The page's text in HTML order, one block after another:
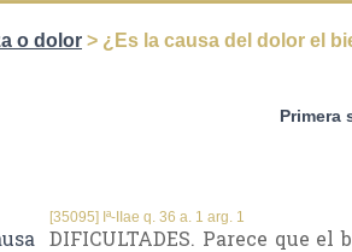
o dolor > ¿Es la causa del dolor el
Primera
[35095] Iª-IIae q. 36 a. 1 arg. 1
DIFICULTADES. Parece que